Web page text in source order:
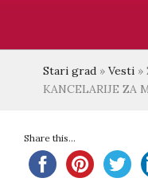
Stari grad » Vesti »
KANCELARIJE ZA
Share this...